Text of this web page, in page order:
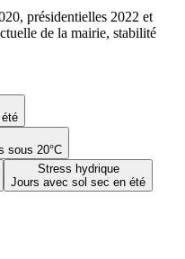
sous 20°C
Stress hydrique
Jours avec sol sec en été
présidentielles 2022 et
de la mairie, stabilité